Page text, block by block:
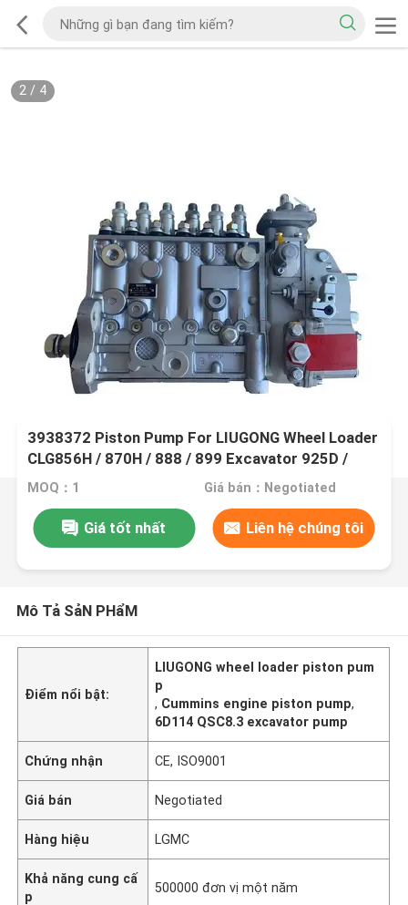
2/ 4
3938372 Piston Pump For LIUGONG Wheel Loader
CLG856H / 870H / 888 / 899 Excavator 925D /
930D / 936D Engine 6D114 QSC8.3
MOQ：1 Giá bán：Negotiated
Giá tốt nhất Liên hệ chúng tôi
Mô Tả SảN PHẩM
Điểm nổi bật:
LIUGONG wheel loader piston pum
p
, Cummins engine piston pump,
6D114 QSC8.3 excavator pump
Chứng nhận CE, ISO9001
Giá bán Negotiated
Hàng hiệu LGMC
Khả năng cung cấ
p
500000 đơn vị một năm